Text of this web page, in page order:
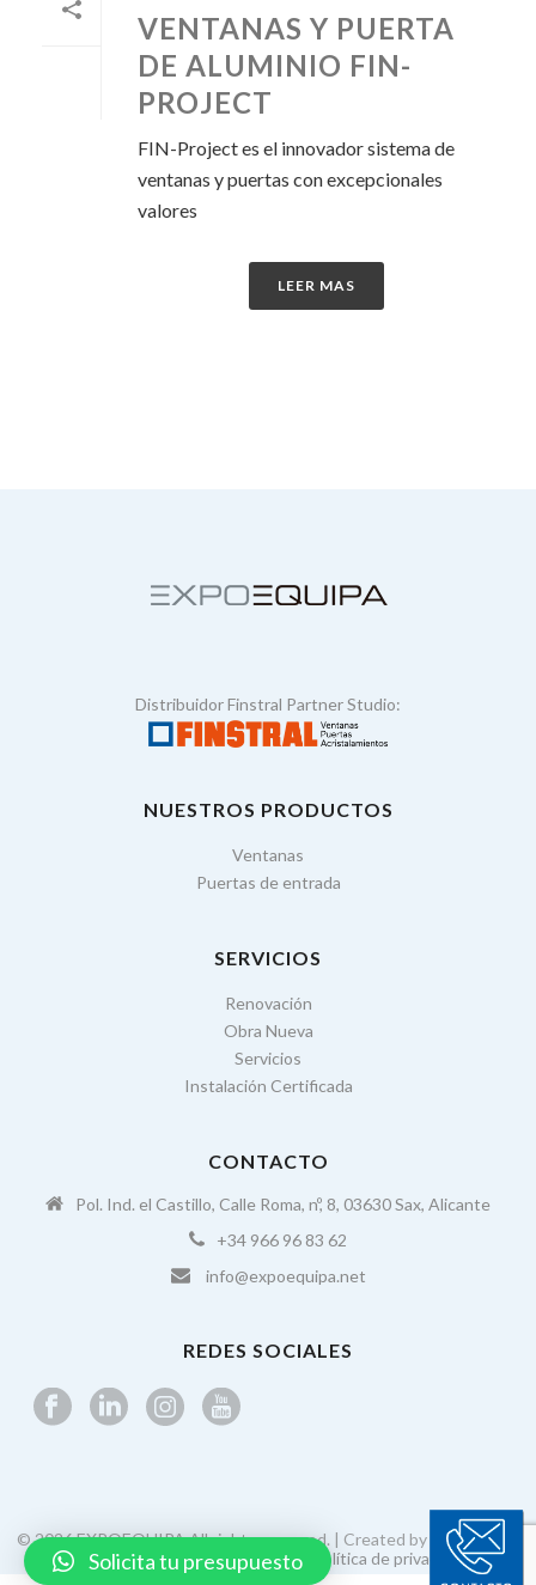
VENTANAS Y PUERTA
DE ALUMINIO FIN-
PROJECT
FIN-Project es el innovador sistema de
ventanas y puertas con excepcionales
valores
LEER MAS
Distribuidor Finstral Partner Studio:
NUESTROS PRODUCTOS
Ventanas
Puertas de entrada
SERVICIOS
Renovación
Obra Nueva
Servicios
Instalación Certificada
CONTACTO
Pol. Ind. el Castillo, Calle Roma, nº, 8, 03630 Sax, Alicante
+34 966 96 83 62
info@expoequipa.net
REDES SOCIALES
© 2026 EXPOEQUIPA All rights reserved. | Created by enfoque in
Aviso legal|Política de cookies| Política de privacidad
Solicita tu presupuesto